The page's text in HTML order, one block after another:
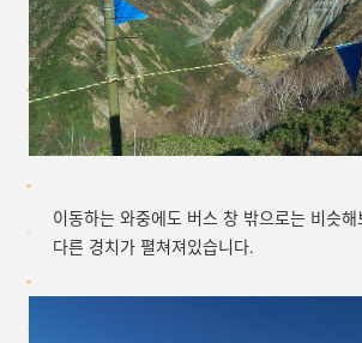
이동하는 와중에도 버스 창 밖으로는 비슷해
다른 경치가 펼쳐져있습니다.